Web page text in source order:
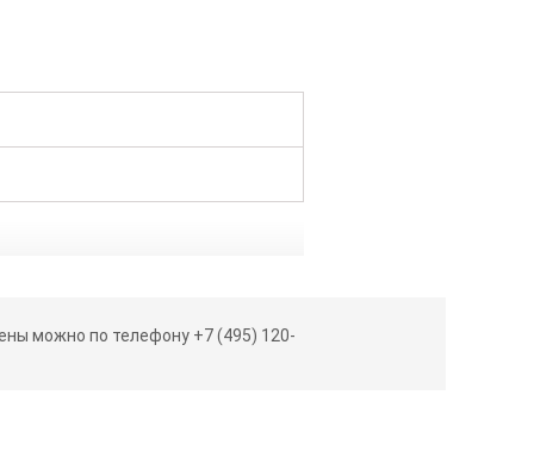
можно по телефону +7 (495) 120-